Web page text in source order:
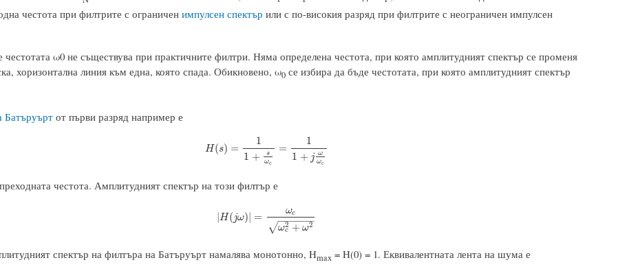
честота при филтрите с ограничен импулсен спектър или с по-високия разряд при филтрите с неограничен импулсен
честотата ω0 не съществува при практичните филтри. Няма определена честота, при която амплитудният спектър се променя
хоризонтална линия към една, която спада. Обикновено, ω0се избира да бъде честотата, при която амплитудният спектър
Батъруъртот първи разряд например е
H(s) =
1
1 +
s
ωc
=
1
1 + j ω
ωc
H( s)= 11+sωc= 11 +jωωc
честота. Амплитудният спектър на този филтър е
|H (jω)| =
ωc
ω2
c + ω2
− −
−−−−
√
|H(jω) |=ωcωc2+ω2
спектър на филтъра на Батъруърт намалява монотонно, Hmax = H(0) = 1. Еквивалентната лента на шума е